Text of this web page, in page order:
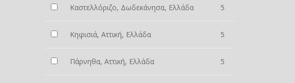
Καστελλόριζο, Δωδεκάνησα, Ελλάδα 5
Κηφισιά, Αττική, Ελλάδα 5
Πάρνηθα, Αττική, Ελλάδα 5